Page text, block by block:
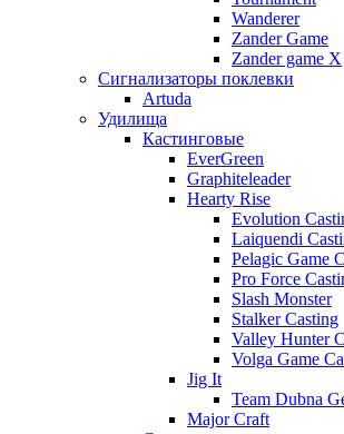
Wanderer
Zander Game
Zander game X
Сигнализаторы поклевки
Artuda
Удилища
Кастинговые
EverGreen
Graphiteleader
Hearty Rise
Evolution
Laiquendi
Pelagic Game
Pro Force
Slash Monster
Stalker Casting
Valley Hunter
Volga Game
Jig It
Team Dubna
Major Craft